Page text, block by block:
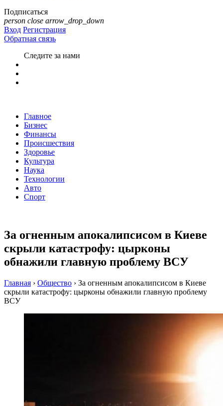
Подписаться
person close arrow_drop_down
Вход Регистрация
Обратная связь
Следите за нами
Главное
Бизнес
Финансы
Происшествия
Здоровье
Культура
Наука
Технологии
Авто
Спорт
За огненным апокалипсисом в Киеве
скрыли катастрофу: цырконы
обнажили главную проблему ВСУ
Главная › Общество › За огненным апокалипсисом в Киеве
скрыли катастрофу: цырконы обнажили главную проблему
ВСУ